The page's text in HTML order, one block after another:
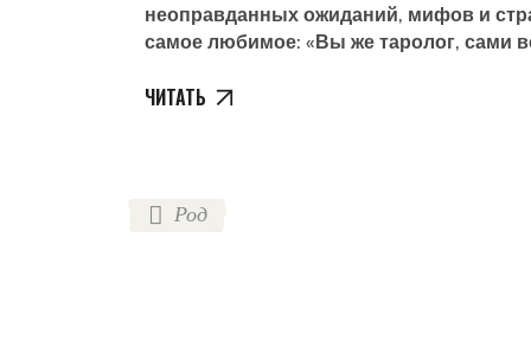
неоправданных ожиданий, мифов и
самое любимое: «Вы же таролог, сами
ЧИТАТЬ
Род